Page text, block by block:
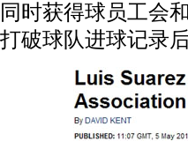
同时获得球员工会
打破球队进球记录